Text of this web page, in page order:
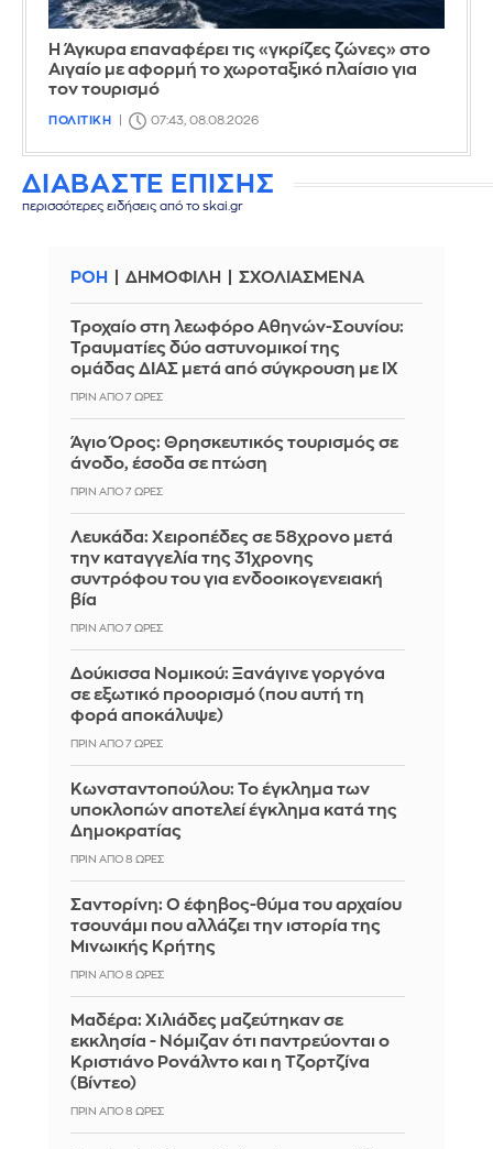
Η Άγκυρα επαναφέρει τις «γκρίζες ζώνες» στο
Αιγαίο με αφορμή το χωροταξικό πλαίσιο για
τον τουρισμό
ΠΟΛΙΤΙΚΗ 07:43, 08.08.2026
ΔΙΑΒΑΣΤΕ ΕΠΙΣΗΣ
περισσότερες ειδήσεις από το skai.gr
ΡΟΗ ΔΗΜΟΦΙΛΗ ΣΧΟΛΙΑΣΜΕΝΑ
Τροχαίο στη λεωφόρο Αθηνών-Σουνίου:
Τραυματίες δύο αστυνομικοί της
ομάδας ΔΙΑΣ μετά από σύγκρουση με ΙΧ
ΠΡΙΝ ΑΠΌ 7 ΏΡΕΣ
Άγιο Όρος: Θρησκευτικός τουρισμός σε
άνοδο, έσοδα σε πτώση
ΠΡΙΝ ΑΠΌ 7 ΏΡΕΣ
Λευκάδα: Χειροπέδες σε 58χρονο μετά
την καταγγελία της 31χρονης
συντρόφου του για ενδοοικογενειακή
βία
ΠΡΙΝ ΑΠΌ 7 ΏΡΕΣ
Δούκισσα Νομικού: Ξανάγινε γοργόνα
σε εξωτικό προορισμό (που αυτή τη
φορά αποκάλυψε)
ΠΡΙΝ ΑΠΌ 7 ΏΡΕΣ
Κωνσταντοπούλου: Το έγκλημα των
υποκλοπών αποτελεί έγκλημα κατά της
Δημοκρατίας
ΠΡΙΝ ΑΠΌ 8 ΏΡΕΣ
Σαντορίνη: Ο έφηβος-θύμα του αρχαίου
τσουνάμι που αλλάζει την ιστορία της
Μινωικής Κρήτης
ΠΡΙΝ ΑΠΌ 8 ΏΡΕΣ
Μαδέρα: Χιλιάδες μαζεύτηκαν σε
εκκλησία - Νόμιζαν ότι παντρεύονται ο
Κριστιάνο Ρονάλντο και η Τζορτζίνα
(Βίντεο)
ΠΡΙΝ ΑΠΌ 8 ΏΡΕΣ